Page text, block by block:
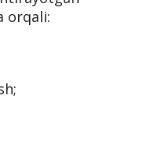
orqali: